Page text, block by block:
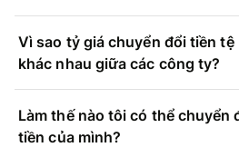
Vì sao tỷ giá chuyển đổi tiền tệ
khác nhau giữa các công ty?
Làm thế nào tôi có thể chuyển
tiền của mình?